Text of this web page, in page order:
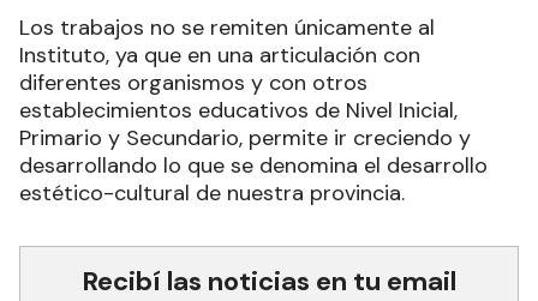
Los trabajos no se remiten únicamente al
Instituto, ya que en una articulación con
diferentes organismos y con otros
establecimientos educativos de Nivel Inicial,
Primario y Secundario, permite ir creciendo y
desarrollando lo que se denomina el desarrollo
estético-cultural de nuestra provincia.
Recibí las noticias en tu email